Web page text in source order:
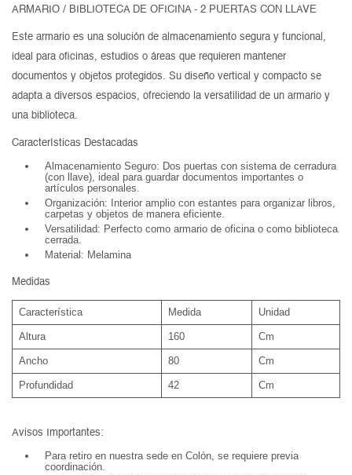
ARMARIO / BIBLIOTECA DE OFICINA - 2 PUERTAS CON LLAVE
Este armario es una solución de almacenamiento segura y funcional,
ideal para oficinas, estudios o áreas que requieren mantener
documentos y objetos protegidos. Su diseño vertical y compacto se
adapta a diversos espacios, ofreciendo la versatilidad de un armario y
una biblioteca.
Características Destacadas
Almacenamiento Seguro: Dos puertas con sistema de cerradura
(con llave), ideal para guardar documentos importantes o
artículos personales.
Organización: Interior amplio con estantes para organizar libros,
carpetas y objetos de manera eficiente.
Versatilidad: Perfecto como armario de oficina o como biblioteca
cerrada.
Material: Melamina
Medidas
Característica Medida Unidad
Altura 160 Cm
Ancho 80 Cm
Profundidad 42 Cm
Avisos Importantes:
Para retiro en nuestra sede en Colón, se requiere previa
coordinación.